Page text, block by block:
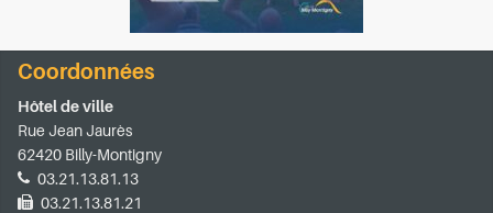
Coordonnées
Hôtel de ville
Rue Jean Jaurès
62420 Billy-Montigny
03.21.13.81.13
03.21.13.81.21